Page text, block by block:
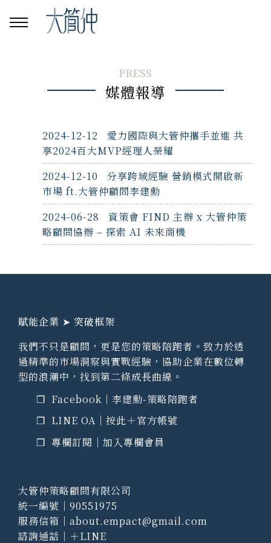
PRESS
媒體報導
2024-12-12
愛力國際與大管仲攜手並進 共
享2024百大MVP經理人榮耀
2024-12-10
分享跨域經驗 營銷模式開啟新
市場 ft.大管仲顧問李建勳
2024-06-28
資策會 FIND 主辦 x 大管仲策
略顧問協辦 – 探索 AI 未來商機
賦能企業 ➤ 突破框架
我們不只是顧問，更是您的策略陪跑者。致力於透
過精準的市場洞察與實戰經驗，協助企業在數位轉
型的浪潮中，找到第二條成長曲線。
❒ Facebook｜ 李建勳-策略陪跑者
❒ LINE OA｜ 按此＋官方帳號
❒ 專欄訂閱｜ 加入專欄會員
大管仲策略顧問有限公司
統一編號｜90551975
服務信箱｜about.empact@gmail.com
諮詢通話｜ ＋LINE